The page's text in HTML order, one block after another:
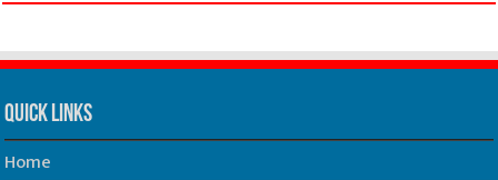
Quick Links
Home